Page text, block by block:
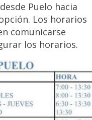
Puelo hacia
Los horarios
comunicarse
los horarios.